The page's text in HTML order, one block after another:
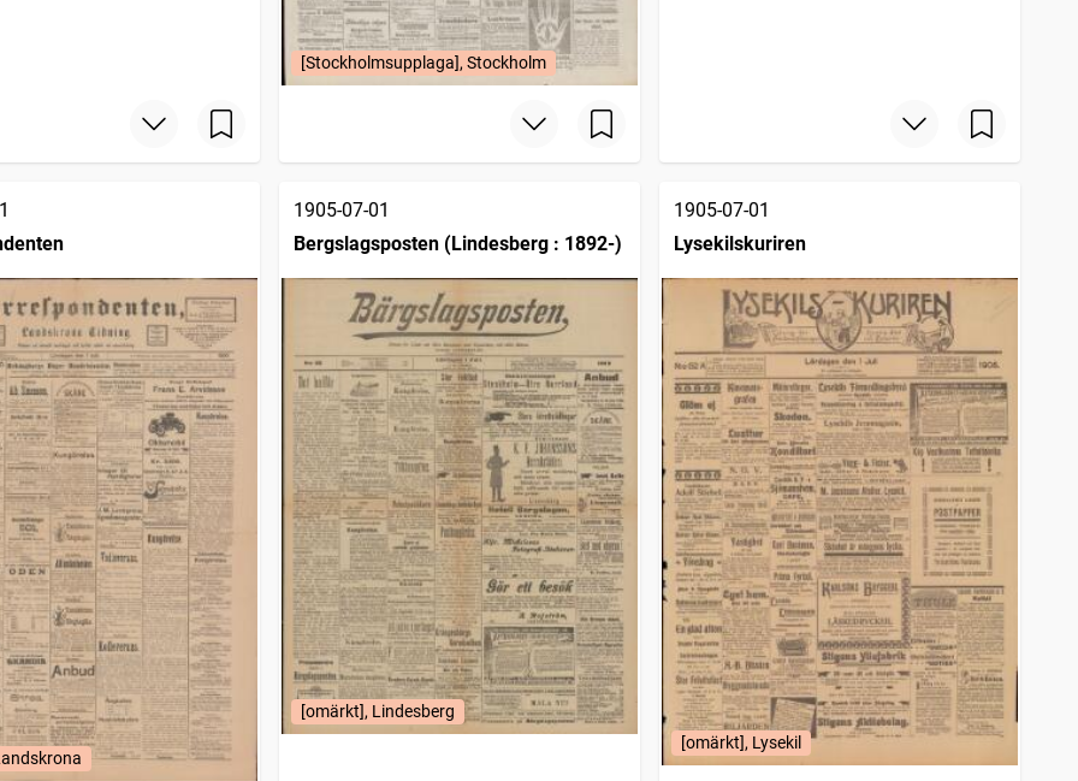
[Stockholmsupplaga], Stockholm
1905-07-01
Bergslagsposten (Lindesberg : 1892-)
[omärkt], Lindesberg
1905-07-01
Lysekilskuriren
[omärkt], Lysekil